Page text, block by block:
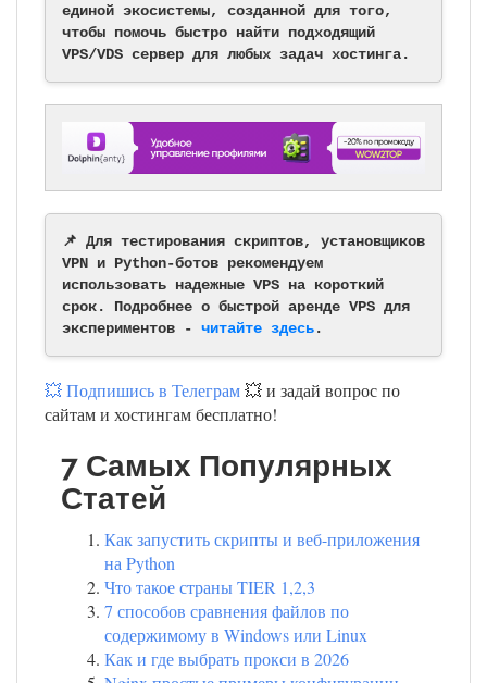
единой экосистемы, созданной для того,
чтобы помочь быстро найти подходящий
VPS/VDS сервер для любых задач хостинга.
📌 Для тестирования скриптов, установщиков
VPN и Python-ботов рекомендуем
использовать надежные VPS на короткий
срок. Подробнее о быстрой аренде VPS для
экспериментов - читайте здесь.
💥 Подпишись в Телеграм💥 и задай вопрос по
сайтам и хостингам бесплатно!
7 Самых Популярных
Статей
Как запустить скрипты и веб-приложения
на Python
Что такое страны TIER 1,2,3
7 способов сравнения файлов по
содержимому в Windows или Linux
Как и где выбрать прокси в 2026